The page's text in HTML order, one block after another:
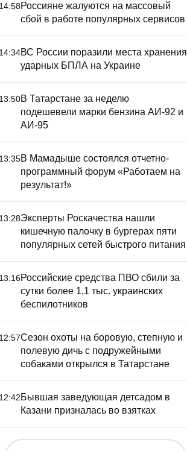
14:58Россияне жалуются на массовый
сбой в работе популярных сервисов
14:34ВС России поразили места хранения
ударных БПЛА на Украине
13:50В Татарстане за неделю
подешевели марки бензина АИ-92 и
АИ-95
13:35В Мамадыше состоялся отчетно-
программный форум «Работаем на
результат!»
13:28Эксперты Роскачества нашли
кишечную палочку в бургерах пяти
популярных сетей быстрого питания
13:16Российские средства ПВО сбили за
сутки более 1,1 тыс. украинских
беспилотников
12:57Сезон охоты на боровую, степную и
полевую дичь с подружейными
собаками открылся в Татарстане
12:42Бывшая заведующая детсадом в
Казани призналась во взятках